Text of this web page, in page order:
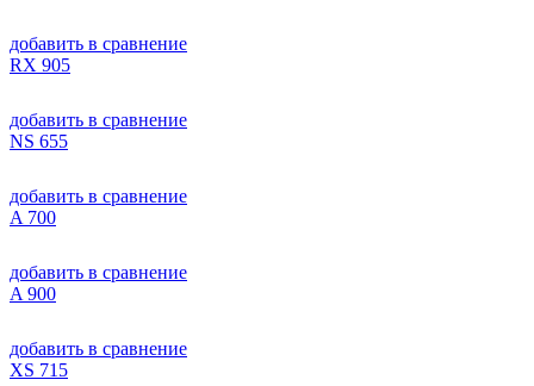
добавить в сравнение
RX 905
добавить в сравнение
NS 655
добавить в сравнение
A 700
добавить в сравнение
A 900
добавить в сравнение
XS 715